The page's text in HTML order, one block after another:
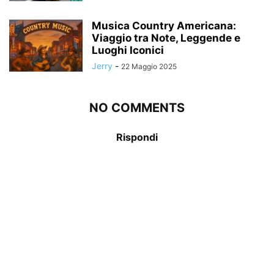
Musica Country Americana:
Viaggio tra Note, Leggende e
Luoghi Iconici
Jerry - 22 Maggio 2025
NO COMMENTS
Rispondi